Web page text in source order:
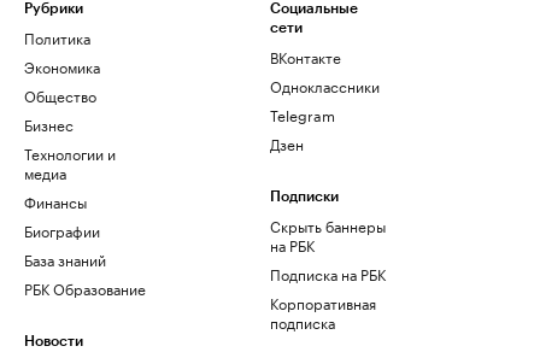
Рубрики
Политика
Экономика
Общество
Бизнес
Технологии и
медиа
Финансы
Биографии
База знаний
РБК Образование
Новости
Социальные
сети
ВКонтакте
Одноклассники
Telegram
Дзен
Подписки
Скрыть баннеры
на РБК
Подписка на РБК
Корпоративная
подписка